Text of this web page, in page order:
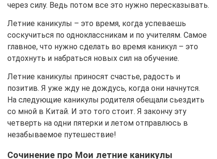
через силу. Ведь потом все это нужно пересказывать.
Летние каникулы – это время, когда успеваешь
соскучиться по одноклассникам и по учителям. Самое
главное, что нужно сделать во время каникул – это
отдохнуть и набраться новых сил на обучение.
Летние каникулы приносят счастье, радость и
позитив. Я уже жду не дождусь, когда они начнутся.
На следующие каникулы родителя обещали сьездить
со мной в Китай. И это того стоит. Я закончу эту
четверть на одни пятерки и летом отправлюсь в
незабываемое путешествие!
Сочинение про Мои летние каникулы